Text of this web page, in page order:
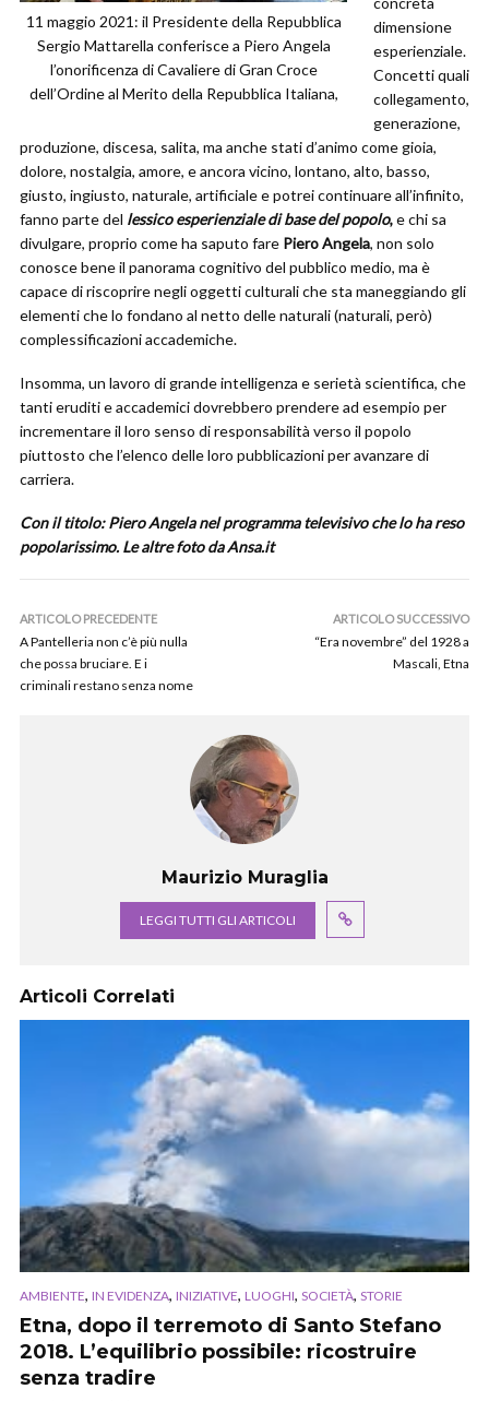
11 maggio 2021: il Presidente della Repubblica
Sergio Mattarella conferisce a Piero Angela
l’onorificenza di Cavaliere di Gran Croce
dell’Ordine al Merito della Repubblica Italiana,
dimensione
esperienziale.
Concetti quali
collegamento,
generazione,
produzione, discesa, salita, ma anche stati d’animo come gioia,
dolore, nostalgia, amore, e ancora vicino, lontano, alto, basso,
giusto, ingiusto, naturale, artificiale e potrei continuare all’infinito,
fanno parte del lessico esperienziale di base del popolo,e chi sa
divulgare, proprio come ha saputo fare Piero Angela, non solo
conosce bene il panorama cognitivo del pubblico medio, ma è
capace di riscoprire negli oggetti culturali che sta maneggiando gli
elementi che lo fondano al netto delle naturali (naturali, però)
complessificazioni accademiche.
Insomma, un lavoro di grande intelligenza e serietà scientifica, che
tanti eruditi e accademici dovrebbero prendere ad esempio per
incrementare il loro senso di responsabilità verso il popolo
piuttosto che l’elenco delle loro pubblicazioni per avanzare di
carriera.
Con il titolo: Piero Angela nel programma televisivo che lo ha reso
popolarissimo. Le altre foto da Ansa.it
ARTICOLO PRECEDENTE
A Pantelleria non c’è più nulla
che possa bruciare. E i
criminali restano senza nome
ARTICOLO SUCCESSIVO
“Era novembre” del 1928 a
Mascali, Etna
Maurizio Muraglia
LEGGI TUTTI GLI ARTICOLI
Articoli Correlati
AMBIENTE, IN EVIDENZA, INIZIATIVE, LUOGHI, SOCIETÀ, STORIE
Etna, dopo il terremoto di Santo Stefano
2018. L’equilibrio possibile: ricostruire
senza tradire